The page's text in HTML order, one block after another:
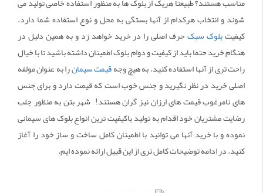
شوند و انتخاب هرکدام از آنها بستگی به محل و نوع استفاده شما دارد.
کیفیتبلوک سبکحرف اصلی را در خرید خواهد زد و به همین دلیل در
هنگام خرید حتما باید از کیفیت و دوام بلوک اطمینان داشته باشید تا با خیال
راحت تری از آنها استفاده کنید. به هیچ‌ وجهقیمت سیمانرا به عنوان مولفه
اصلی خرید در نظر نگیرید و جنس خوب است که قیمت دارد و برای جنس
های نامرغوب قیمت های ارزان نیز گران هستند! شهر بتن به منظور جلب
رضایت مشتریان خود اقدام به تولید باکیفیت ترین انواع بلوک های سیمانی
نموده و با خرید آنها می توانید با اطمینان کامل ساخت و ساز خود را آغاز
کنید. در ادامه توضیحات کامل تری از این قبیل ارائه نموده ایم.